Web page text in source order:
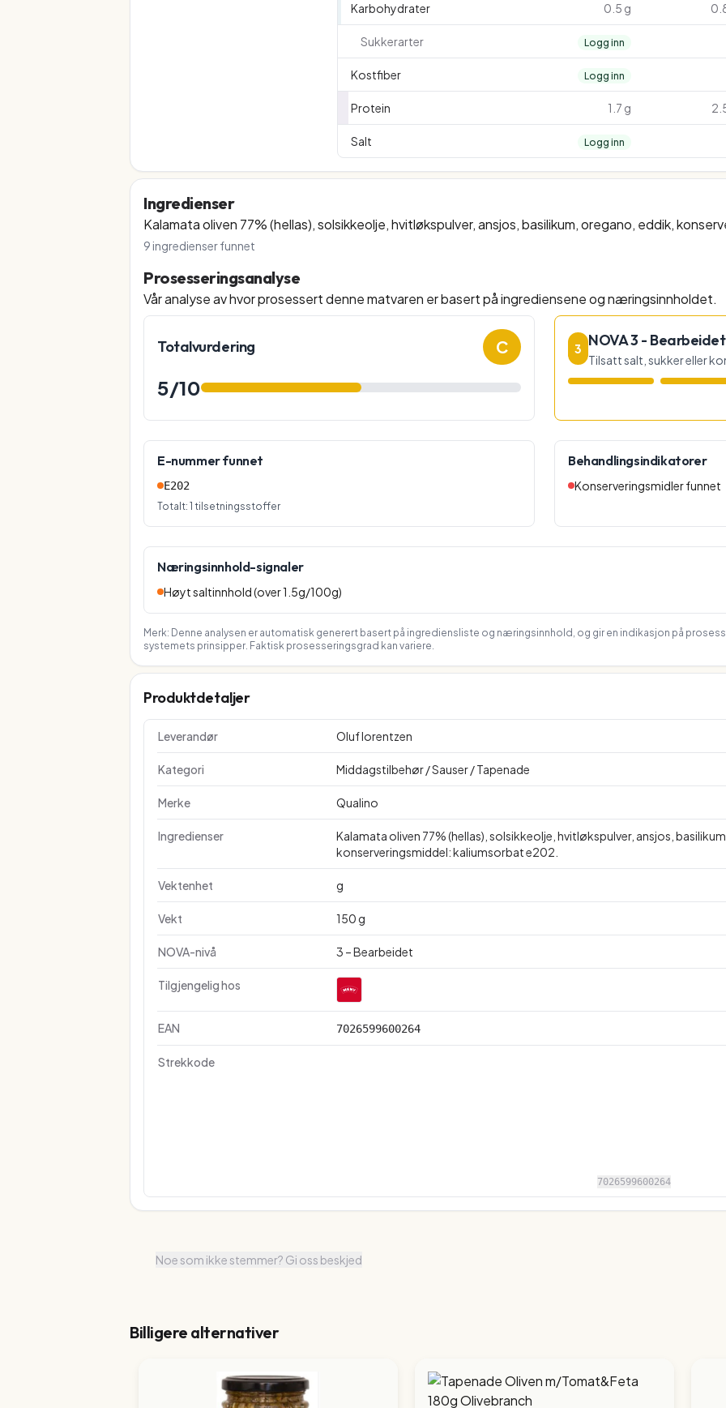
Karbohydrater 0.5 g
Sukkerarter Logg inn
Kostfiber Logg inn
Protein 1.7 g
Salt Logg inn
Ingredienser
Kalamata oliven 77% (hellas), solsikkeolje, hvitløkspulver, ansjos, basilikum, oregano, eddik,
9 ingredienser funnet
Prosesseringsanalyse
Vår analyse av hvor prosessert denne matvaren er basert på ingrediensene og næringsinnholdet.
Totalvurdering C
5/10
3 NOVA 3 - Bearbeidet
Tilsatt salt, sukker eller
E-nummer funnet
E202
Totalt: 1 tilsetningsstoffer
Behandlingsindikatorer
Konserveringsmidler funnet
Næringsinnhold-signaler
Høyt saltinnhold (over 1.5g/100g)
Merk: Denne analysen er automatisk generert basert på ingrediensliste og næringsinnhold, og gir en indikasjon på
systemets prinsipper. Faktisk prosesseringsgrad kan variere.
Produktdetaljer
Leverandør Oluf lorentzen
Kategori Middagstilbehør / Sauser / Tapenade
Merke Qualino
Ingredienser
Kalamata oliven 77% (hellas), solsikkeolje, hvitløkspulver, ansjos,
konserveringsmiddel: kaliumsorbat e202.
Vektenhet g
Vekt 150 g
NOVA-nivå 3 – Bearbeidet
Tilgjengelig hos
EAN 7026599600264
Strekkode
7026599600264
Noe som ikke stemmer? Gi oss beskjed
Billigere alternativer